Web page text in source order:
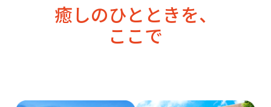
癒しのひとときを、
ここで